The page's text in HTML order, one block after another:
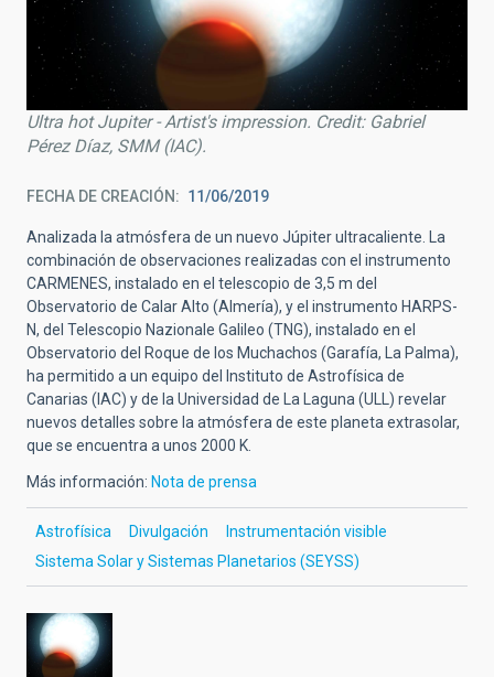
Ultra hot Jupiter - Artist's impression. Credit: Gabriel
Pérez Díaz, SMM (IAC).
FECHA DE CREACIÓN 11/06/2019
Analizada la atmósfera de un nuevo Júpiter ultracaliente. La
combinación de observaciones realizadas con el instrumento
CARMENES, instalado en el telescopio de 3,5 m del
Observatorio de Calar Alto (Almería), y el instrumento HARPS-
N, del Telescopio Nazionale Galileo (TNG), instalado en el
Observatorio del Roque de los Muchachos (Garafía, La Palma),
ha permitido a un equipo del Instituto de Astrofísica de
Canarias (IAC) y de la Universidad de La Laguna (ULL) revelar
nuevos detalles sobre la atmósfera de este planeta extrasolar,
que se encuentra a unos 2000 K.
Más información: Nota de prensa
Astrofísica Divulgación
Instrumentación visible
Sistema Solar y Sistemas Planetarios (SEYSS)